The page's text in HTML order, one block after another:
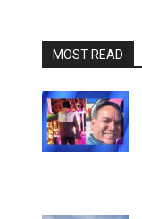
MOST READ